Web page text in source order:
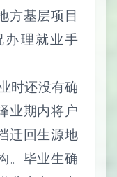
方基层项目
办理就业手
时还没有确
业期内将户
迁回生源地
。毕业生确